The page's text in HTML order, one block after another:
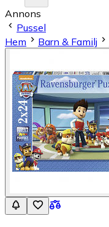
Annons
Pussel
Hem
Barn & Familj